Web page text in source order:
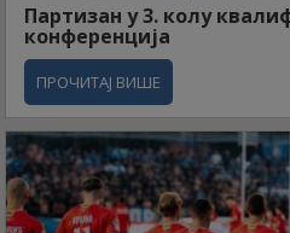
Партизан у 3. колу
конференција
ПРОЧИТАЈ ВИШЕ